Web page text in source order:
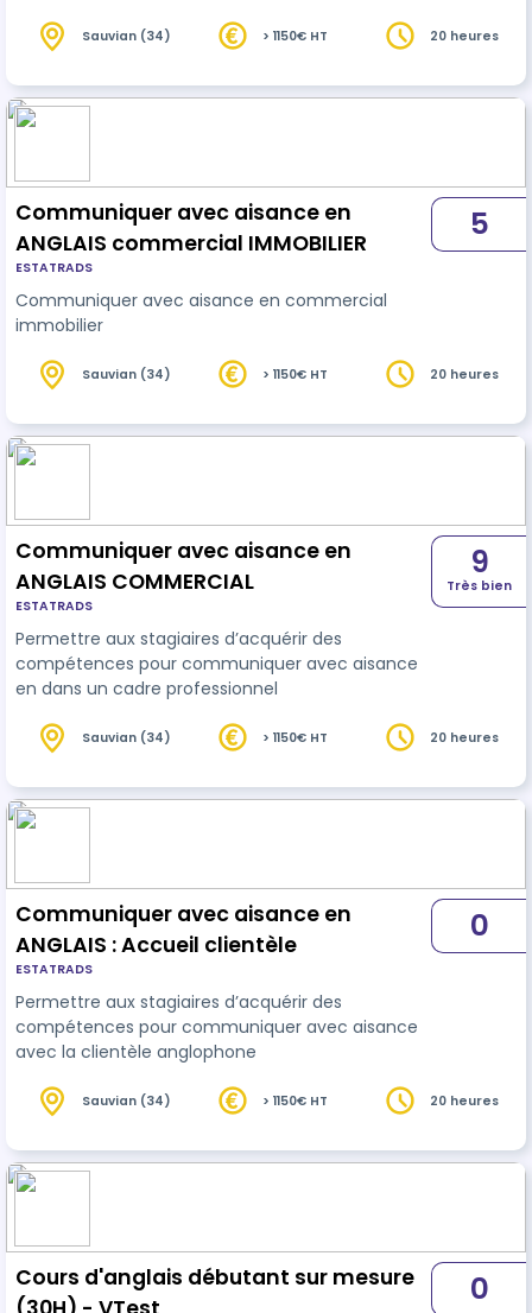
Sauvian (34) > 1150€ HT 20 heures
Communiquer avec aisance en
ANGLAIS commercial IMMOBILIER
ESTATRADS
Communiquer avec aisance en commercial
immobilier
5
Sauvian (34) > 1150€ HT 20 heures
Communiquer avec aisance en
ANGLAIS COMMERCIAL
ESTATRADS
Permettre aux stagiaires d’acquérir des
compétences pour communiquer avec aisance
en dans un cadre professionnel
9
Très bien
Sauvian (34) > 1150€ HT 20 heures
Communiquer avec aisance en
ANGLAIS : Accueil clientèle
ESTATRADS
Permettre aux stagiaires d’acquérir des
compétences pour communiquer avec aisance
avec la clientèle anglophone
0
Sauvian (34) > 1150€ HT 20 heures
Cours d'anglais débutant sur mesure
0